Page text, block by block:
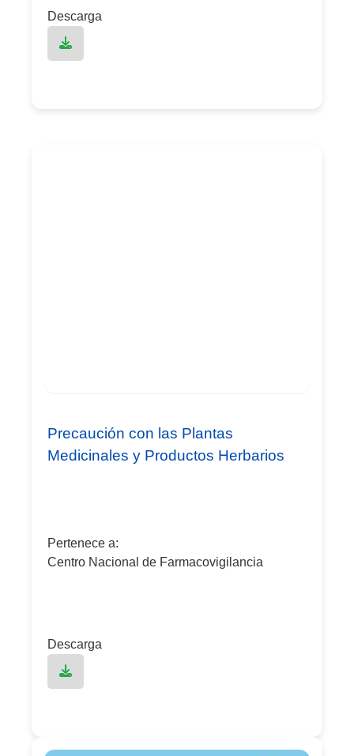
Descarga
Precaución con las Plantas
Medicinales y Productos Herbarios
Pertenece a:
Centro Nacional de Farmacovigilancia
Descarga